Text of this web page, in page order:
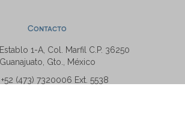
Contacto
1-A, Col. Marfil C.P. 36250
Guanajuato, Gto., México
+52 (473) 7320006 Ext. 5538